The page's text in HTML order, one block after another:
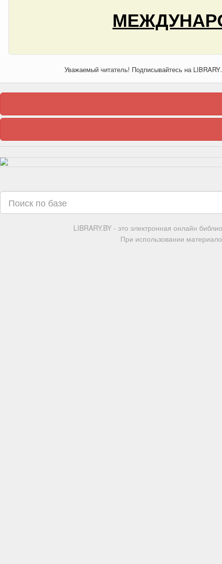
Уважаемый читатель! Подписывайтесь на
LIBRARY.BY - это электронная онлайн
При использовании